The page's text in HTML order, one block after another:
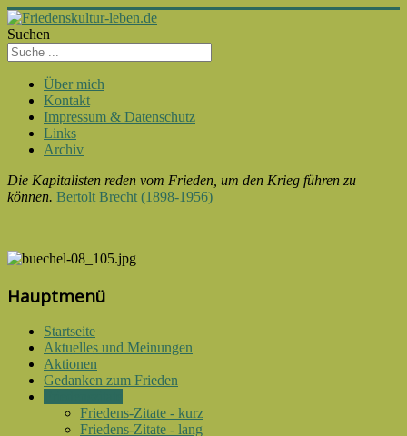
Suchen
Über mich
Kontakt
Impressum & Datenschutz
Links
Archiv
Die Kapitalisten reden vom Frieden, um den Krieg führen zu
können. Bertolt Brecht (1898-1956)
Hauptmenü
Startseite
Aktuelles und Meinungen
Aktionen
Gedanken zum Frieden
Friedens-Zitate - kurz
Friedens-Zitate - lang